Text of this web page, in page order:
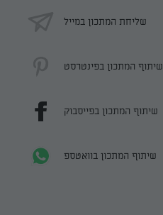
שליחת המתכון במייל
שיתוף המתכון בפינטרסט
שיתוף המתכון בפייסבוק
שיתוף המתכון בוואטספ